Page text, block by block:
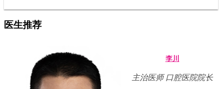
医生推荐
李川
主治医师 口腔医院院长